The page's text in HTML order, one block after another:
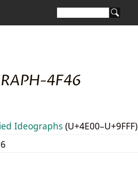
4F46
Ideographs (U+4E00–U+9FFF)